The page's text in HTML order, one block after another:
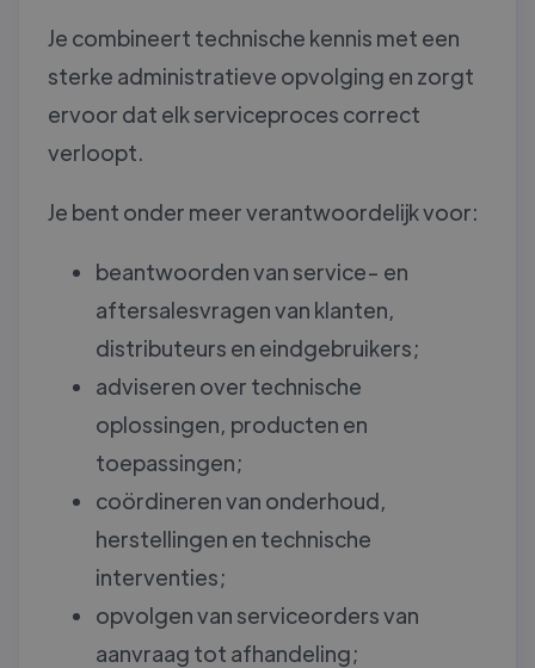
Je combineert technische kennis met een
sterke administratieve opvolging en zorgt
ervoor dat elk serviceproces correct
verloopt.
Je bent onder meer verantwoordelijk voor:
beantwoorden van service- en
aftersalesvragen van klanten,
distributeurs en eindgebruikers;
adviseren over technische
oplossingen, producten en
toepassingen;
coördineren van onderhoud,
herstellingen en technische
interventies;
opvolgen van serviceorders van
aanvraag tot afhandeling;